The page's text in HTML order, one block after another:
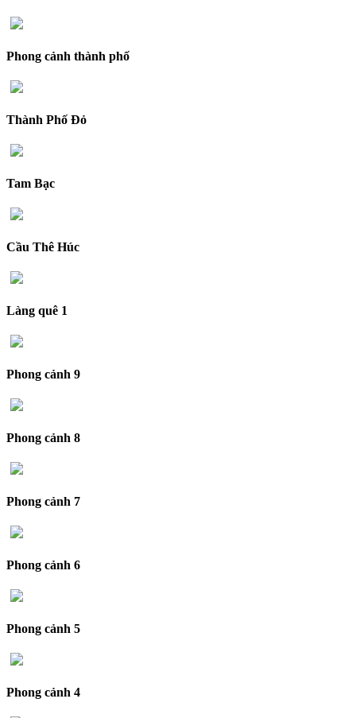
Phong cảnh thành phố
Thành Phố Đỏ
Tam Bạc
Cầu Thê Húc
Làng quê 1
Phong cảnh 9
Phong cảnh 8
Phong cảnh 7
Phong cảnh 6
Phong cảnh 5
Phong cảnh 4